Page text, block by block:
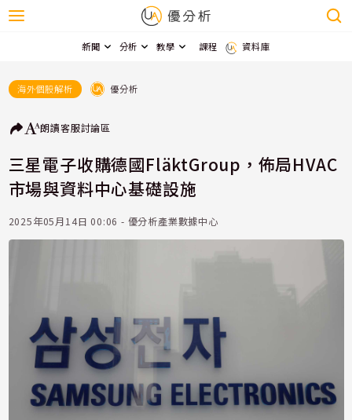
新聞 分析 教學 課程 資料庫
海外個股解析 優分析
朗讀客服討論區
三星電子收購德國FläktGroup，佈局HVAC
市場與資料中心基礎設施
2025年05月14日 00:06 - 優分析產業數據中心